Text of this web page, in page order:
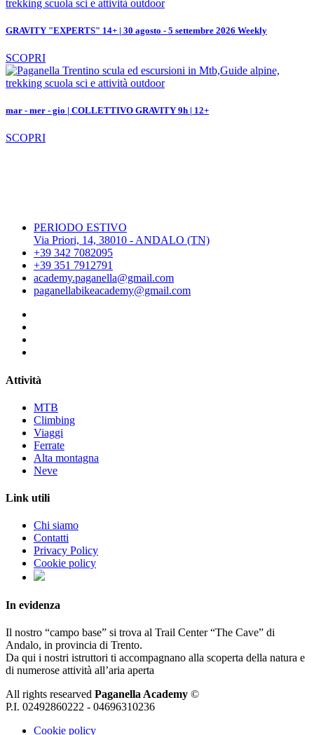
GRAVITY "EXPERTS" 14+ | 30 agosto - 5 settembre 2026 Weekly
SCOPRI
mar - mer - gio | COLLETTIVO GRAVITY 9h | 12+
SCOPRI
PERIODO ESTIVO
Via Priori, 14, 38010 - ANDALO (TN)
+39 342 7082095
+39 351 7912791
academy.paganella@gmail.com
paganellabikeacademy@gmail.com
Attività
MTB
Climbing
Viaggi
Ferrate
Alta montagna
Neve
Link utili
Chi siamo
Contatti
Privacy Policy
Cookie policy
In evidenza
Il nostro “campo base” si trova al Trail Center “The Cave” di
Andalo, in provincia di Trento.
Da qui i nostri istruttori ti accompagnano alla scoperta della natura e
di numerose attività all’aria aperta
All rights researved Paganella Academy ©
P.I. 02492860222 - 04696310236
Cookie policy